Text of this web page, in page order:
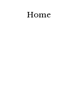
Home